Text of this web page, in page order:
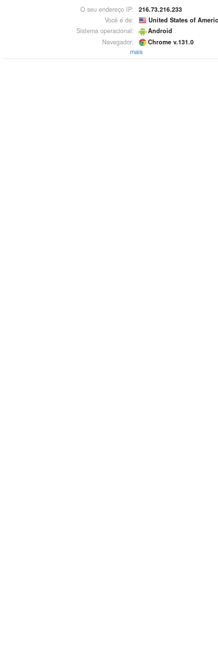
O seu endereço IP:
216.73.216.233
Você é de:
United States of
Sistema operacional:
Android
Navegador:
Chrome v.131.0
mais